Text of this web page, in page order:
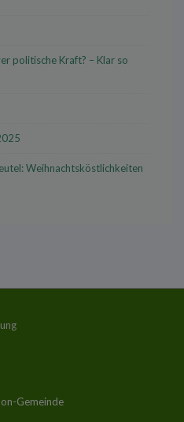
politische Kraft? – Klar so
Weihnachtsköstlichkeiten
Gemeinde